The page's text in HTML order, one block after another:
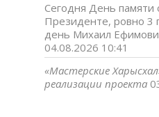
Сегодня День памяти
Президенте, ровно 3
день Михаил
04.08.2026 10:41
«Мастерские
реализации проекта